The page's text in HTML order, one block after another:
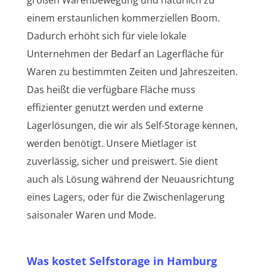
einem erstaunlichen kommerziellen Boom.
Dadurch erhöht sich für viele lokale
Unternehmen der Bedarf an Lagerfläche für
Waren zu bestimmten Zeiten und Jahreszeiten.
Das heißt die verfügbare Fläche muss
effizienter genutzt werden und externe
Lagerlösungen, die wir als Self-Storage kennen,
werden benötigt. Unsere Mietlager ist
zuverlässig, sicher und preiswert. Sie dient
auch als Lösung während der Neuausrichtung
eines Lagers, oder für die Zwischenlagerung
saisonaler Waren und Mode.
Was kostet Selfstorage in Hamburg